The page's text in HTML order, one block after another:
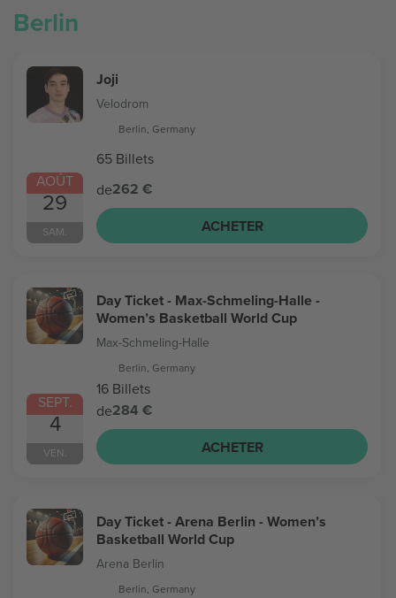
Berlin
AOÛT
29
SAM.
Joji
Velodrom
Berlin, Germany
65 Billets
de262 €
ACHETER
SEPT.
4
VEN.
Day Ticket - Max-Schmeling-Halle -
Women’s Basketball World Cup
Max-Schmeling-Halle
Berlin, Germany
16 Billets
de284 €
ACHETER
Day Ticket - Arena Berlin - Women’s
Basketball World Cup
Arena Berlin
Berlin, Germany